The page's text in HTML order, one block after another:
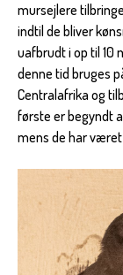
mursejlere
indtil de bliver
uafbrudt i op til 10
denne tid bruges
Centralafrika og
første er begyndt
mens de har